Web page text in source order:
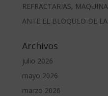
REFRACTARIAS,
ANTE EL BLOQUEO DE
Archivos
julio 2026
mayo 2026
marzo 2026